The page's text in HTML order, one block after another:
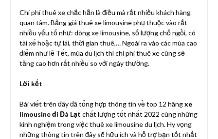
Chi phí thuê xe chắc hẳn là điều mà rất nhiều khách hàng
quan tâm. Bảng giá thuê xe limousine phụ thuộc vào rất
nhiều yếu tố như: dòng xe limousine, số lượng chỗ ngồi, có
tài xế hoặc tự lái, thời gian thuê,… Ngoài ra vào các mùa cao
điểm như lễ Tết, mùa du lịch thì chi phí thuê xe cũng sẽ
tăng cao hơn rất nhiều so với ngày thường.
Lời kết
Bài viết trên đây đã tổng hợp thông tin về top 12 hãngxe
limousine đi Đà Lạt chất lượng tốt nhất 2022 cùng những
kinh nghiệm trong việc thuê xe limousine du lịch. Hy vọng
những thông tin trên đây sẽ hữu ích và hỗ trợ bạn tốt nhất